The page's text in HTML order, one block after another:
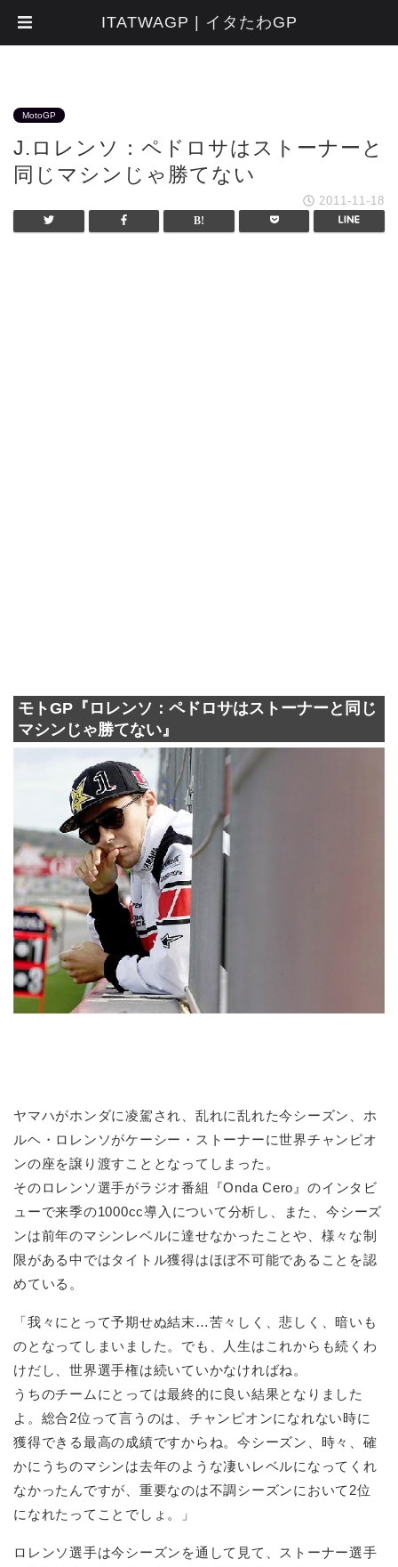
MotoGP
J.ロレンソ：ペドロサはストーナーと
同じマシンじゃ勝てない
2011-11-18
モトGP『ロレンソ：ペドロサはストーナーと同じ
マシンじゃ勝てない』
ヤマハがホンダに凌駕され、乱れに乱れた今シーズン、ホ
ルヘ・ロレンソがケーシー・ストーナーに世界チャンピオ
ンの座を譲り渡すこととなってしまった。
そのロレンソ選手がラジオ番組『Onda Cero』のインタビ
ューで来季の1000cc導入について分析し、また、今シーズ
ンは前年のマシンレベルに達せなかったことや、様々な制
限がある中ではタイトル獲得はほぼ不可能であることを認
めている。
「我々にとって予期せぬ結末…苦々しく、悲しく、暗いも
のとなってしまいました。でも、人生はこれからも続くわ
けだし、世界選手権は続いていかなければね。
うちのチームにとっては最終的に良い結果となりました
よ。総合2位って言うのは、チャンピオンになれない時に
獲得できる最高の成績ですからね。今シーズン、時々、確
かにうちのマシンは去年のような凄いレベルになってくれ
なかったんですが、重要なのは不調シーズンにおいて2位
になれたってことでしょ。」
ロレンソ選手は今シーズンを通して見て、ストーナー選手
ITATWAGP | イタたわGP